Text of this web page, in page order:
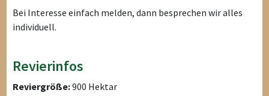
Bei Interesse einfach melden, dann besprechen wir alles
individuell.
Revierinfos
Reviergröße:900 Hektar